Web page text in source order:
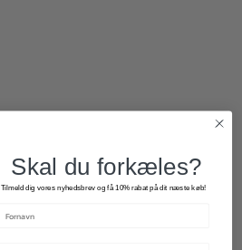
Skal du forkæles?
Tilmeld dig vores nyhedsbrev og få 10% rabat på dit næste køb!